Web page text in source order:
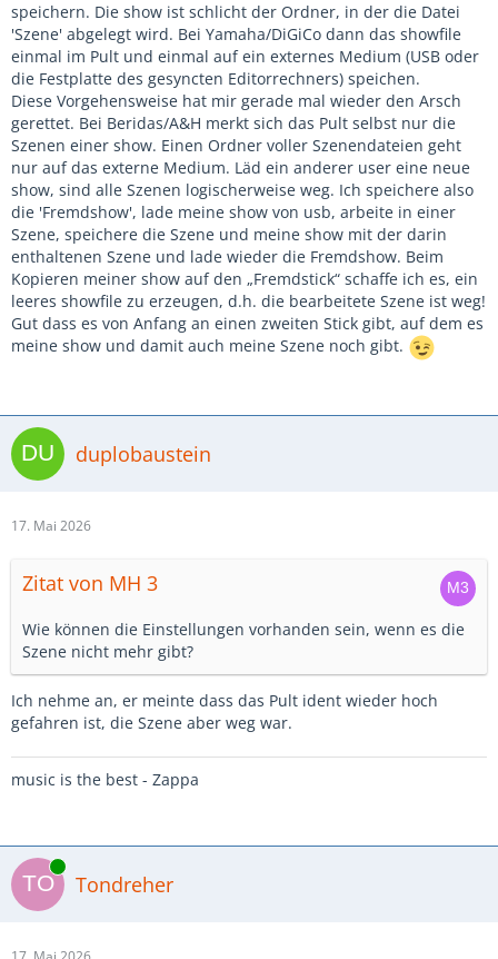
speichern. Die show ist schlicht der Ordner, in der die Datei
'Szene' abgelegt wird. Bei Yamaha/DiGiCo dann das showfile
einmal im Pult und einmal auf ein externes Medium (USB oder
die Festplatte des gesyncten Editorrechners) speichen.
Diese Vorgehensweise hat mir gerade mal wieder den Arsch
gerettet. Bei Beridas/A&H merkt sich das Pult selbst nur die
Szenen einer show. Einen Ordner voller Szenendateien geht
nur auf das externe Medium. Läd ein anderer user eine neue
show, sind alle Szenen logischerweise weg. Ich speichere also
die 'Fremdshow', lade meine show von usb, arbeite in einer
Szene, speichere die Szene und meine show mit der darin
enthaltenen Szene und lade wieder die Fremdshow. Beim
Kopieren meiner show auf den „Fremdstick“ schaffe ich es, ein
leeres showfile zu erzeugen, d.h. die bearbeitete Szene ist weg!
Gut dass es von Anfang an einen zweiten Stick gibt, auf dem es
meine show und damit auch meine Szene noch gibt.
duplobaustein
17. Mai 2026
Zitat von MH 3
Wie können die Einstellungen vorhanden sein, wenn es die
Szene nicht mehr gibt?
Ich nehme an, er meinte dass das Pult ident wieder hoch
gefahren ist, die Szene aber weg war.
music is the best - Zappa
Online
Tondreher